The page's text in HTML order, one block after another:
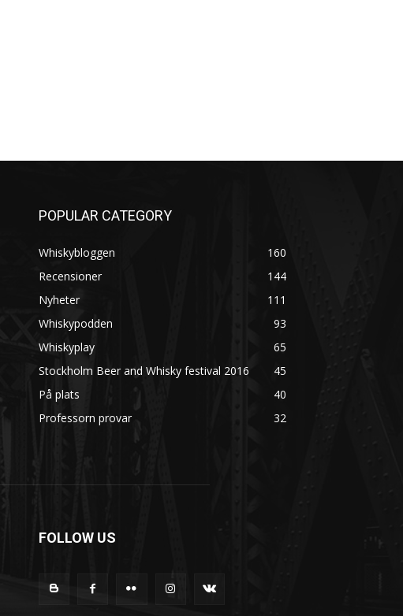
POPULAR CATEGORY
Whiskybloggen
160
Recensioner
144
Nyheter
111
Whiskypodden
93
Whiskyplay
65
Stockholm Beer and Whisky festival 2016
45
På plats
40
Professorn provar
32
FOLLOW US